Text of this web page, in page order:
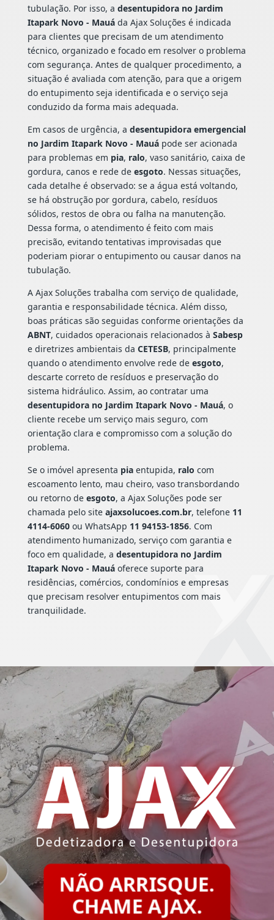
tubulação. Por isso, a desentupidora no Jardim
Itapark Novo - Mauáda Ajax Soluções é indicada
para clientes que precisam de um atendimento
técnico, organizado e focado em resolver o problema
com segurança. Antes de qualquer procedimento, a
situação é avaliada com atenção, para que a origem
do entupimento seja identificada e o serviço seja
conduzido da forma mais adequada.
Em casos de urgência, a desentupidora emergencial
no Jardim Itapark Novo - Mauápode ser acionada
para problemas em pia, ralo, vaso sanitário, caixa de
gordura, canos e rede de esgoto. Nessas situações,
cada detalhe é observado: se a água está voltando,
se há obstrução por gordura, cabelo, resíduos
sólidos, restos de obra ou falha na manutenção.
Dessa forma, o atendimento é feito com mais
precisão, evitando tentativas improvisadas que
poderiam piorar o entupimento ou causar danos na
tubulação.
A Ajax Soluções trabalha com serviço de qualidade,
garantia e responsabilidade técnica. Além disso,
boas práticas são seguidas conforme orientações da
ABNT, cuidados operacionais relacionados à Sabesp
e diretrizes ambientais da CETESB, principalmente
quando o atendimento envolve rede de esgoto,
descarte correto de resíduos e preservação do
sistema hidráulico. Assim, ao contratar uma
desentupidora no Jardim Itapark Novo - Mauá, o
cliente recebe um serviço mais seguro, com
orientação clara e compromisso com a solução do
problema.
Se o imóvel apresenta piaentupida, ralo com
escoamento lento, mau cheiro, vaso transbordando
ou retorno de esgoto, a Ajax Soluções pode ser
chamada pelo site ajaxsolucoes.com.br, telefone 11
4114-6060ou WhatsApp 11 94153-1856. Com
atendimento humanizado, serviço com garantia e
foco em qualidade, a desentupidora no Jardim
Itapark Novo - Mauáoferece suporte para
residências, comércios, condomínios e empresas
que precisam resolver entupimentos com mais
tranquilidade.
NÃO ARRISQUE.
CHAME AJAX.